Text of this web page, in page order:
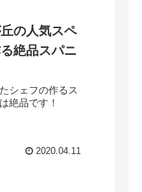
の人気スペ
絶品スパニ
シェフの作るス
絶品です！
2020.04.11